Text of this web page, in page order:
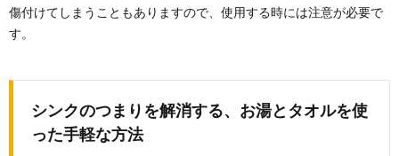
除方法を徹底解説
【重曹を使った掃除方法】換気扇の頑固な
汚れもすべて取れます
キッチンの中でも厄介な換気扇の掃除。外し方がわか
傷付けてしまうこともありますので、使用する時には注意が必要で
す。
シンクのつまりを解消する、お湯とタオルを使
った手軽な方法